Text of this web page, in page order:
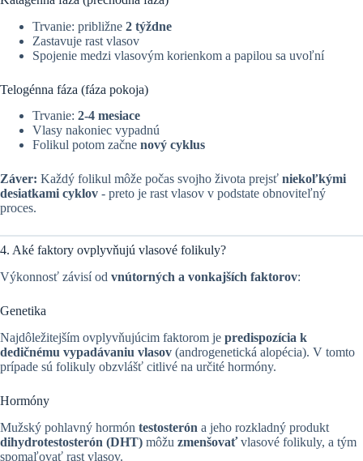
Trvanie: približne 2 týždne
Zastavuje rast vlasov
Spojenie medzi vlasovým korienkom a papilou sa uvoľní
Telogénna fáza (fáza pokoja)
Trvanie: 2-4 mesiace
Vlasy nakoniec vypadnú
Folikul potom začne nový cyklus
Záver: Každý folikul môže počas svojho života prejsť niekoľkými
desiatkami cyklov - preto je rast vlasov v podstate obnoviteľný
proces.
4. Aké faktory ovplyvňujú vlasové folikuly?
Výkonnosť závisí od vnútorných a vonkajších faktorov:
Genetika
Najdôležitejším ovplyvňujúcim faktorom je predispozícia k
dedičnému vypadávaniu vlasov (androgenetická alopécia). V tomto
prípade sú folikuly obzvlášť citlivé na určité hormóny.
Hormóny
Mužský pohlavný hormón testosterón a jeho rozkladný produkt
dihydrotestosterón (DHT) môžu zmenšovaťvlasové folikuly, a tým
spomaľovať rast vlasov.